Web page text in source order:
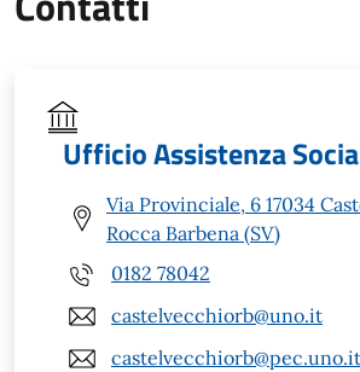
Ufficio Assistenza
Via Provinciale, 6 17034
Rocca Barbena (SV)
0182 78042
castelvecchiorb@uno.it
castelvecchiorb@pec.uno.it